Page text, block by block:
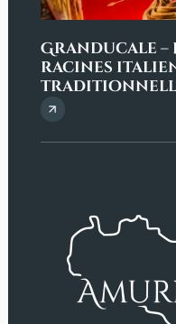
Granducale –
racines